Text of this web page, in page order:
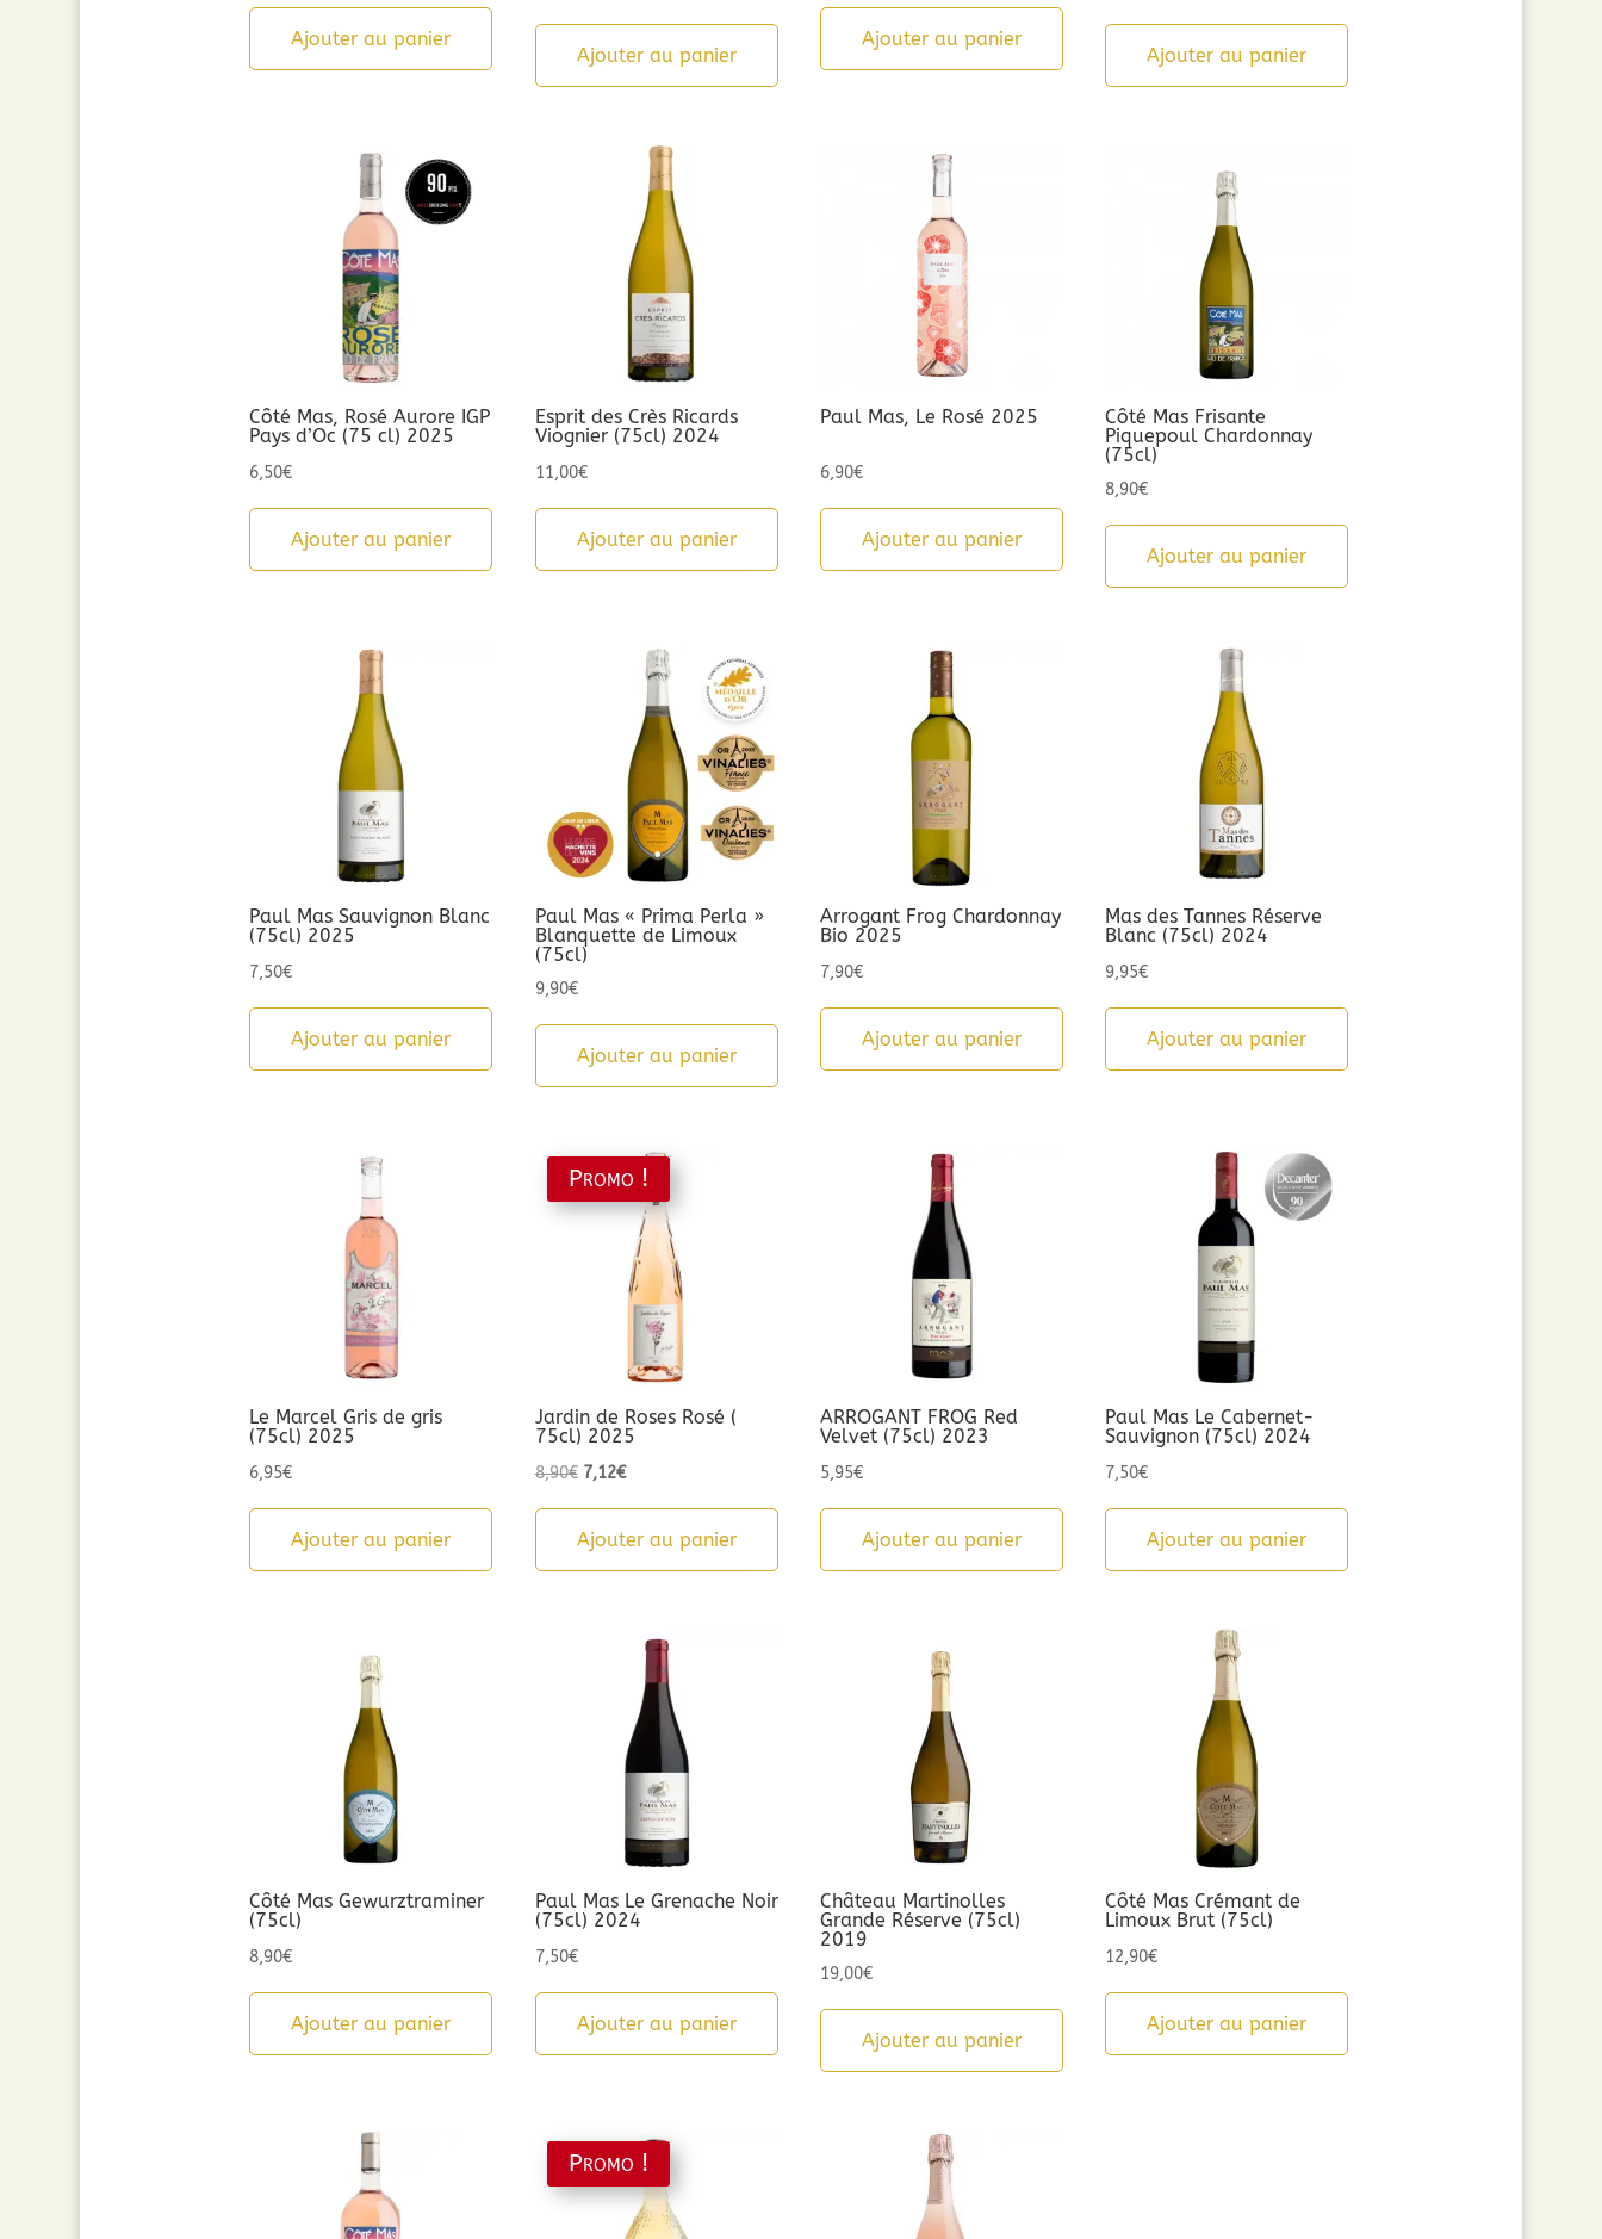
Ajouter au panier
Ajouter au panier
Ajouter au panier
Ajouter au panier
Côté Mas, Rosé Aurore IGP
Pays d’Oc (75 cl) 2025
6,50€
Ajouter au panier
Esprit des Crès Ricards
Viognier (75cl) 2024
11,00€
Ajouter au panier
Paul Mas, Le Rosé 2025
6,90€
Ajouter au panier
Côté Mas Frisante
Piquepoul Chardonnay
(75cl)
8,90€
Ajouter au panier
Paul Mas Sauvignon Blanc
(75cl) 2025
7,50€
Ajouter au panier
Paul Mas « Prima Perla »
Blanquette de Limoux
(75cl)
9,90€
Ajouter au panier
Arrogant Frog Chardonnay
Bio 2025
7,90€
Ajouter au panier
Mas des Tannes Réserve
Blanc (75cl) 2024
9,95€
Ajouter au panier
Le Marcel Gris de gris
(75cl) 2025
6,95€
Ajouter au panier
Promo !
Jardin de Roses Rosé (
75cl) 2025
8,90€ Le
initial
7,12€Le
actuel
Ajouter au panier
ARROGANT FROG Red
Velvet (75cl) 2023
5,95€
Ajouter au panier
Paul Mas Le Cabernet-
Sauvignon (75cl) 2024
7,50€
Ajouter au panier
Côté Mas Gewurztraminer
(75cl)
8,90€
Ajouter au panier
Paul Mas Le Grenache Noir
(75cl) 2024
7,50€
Ajouter au panier
Château Martinolles
Grande Réserve (75cl)
2019
19,00€
Ajouter au panier
Côté Mas Crémant de
Limoux Brut (75cl)
12,90€
Ajouter au panier
Promo !